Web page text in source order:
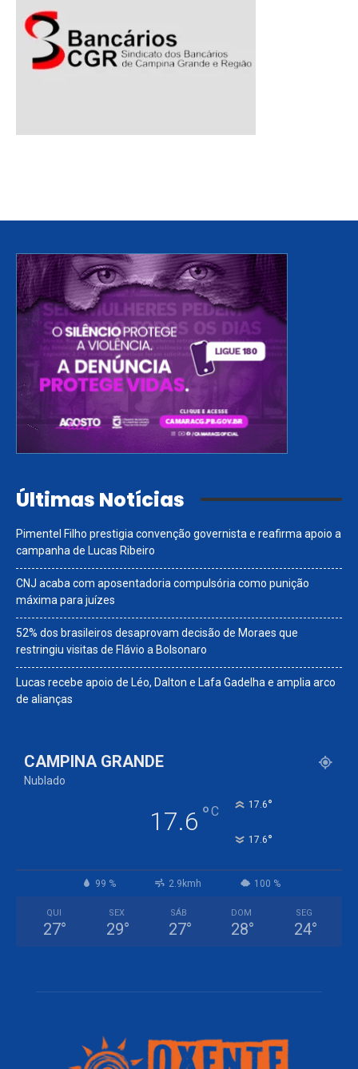
Últimas Notícias
Pimentel Filho prestigia convenção governista e reafirma apoio a
campanha de Lucas Ribeiro
CNJ acaba com aposentadoria compulsória como punição
máxima para juízes
52% dos brasileiros desaprovam decisão de Moraes que
restringiu visitas de Flávio a Bolsonaro
Lucas recebe apoio de Léo, Dalton e Lafa Gadelha e amplia arco
de alianças
CAMPINA GRANDE
Nublado
17.6 °C 17.6°
17.6°
99 % 2.9kmh 100 %
QUI
27°
SEX
29°
SÁB
27°
DOM
28°
SEG
24°